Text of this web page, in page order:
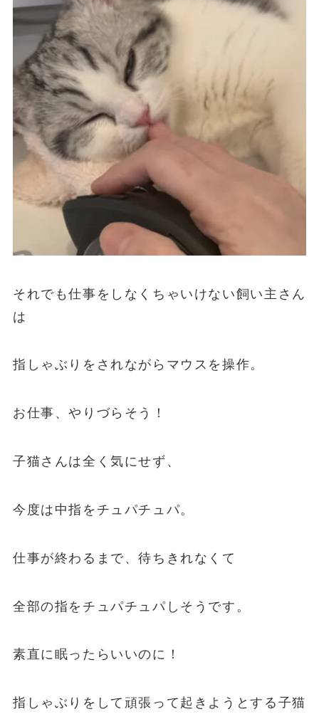
それでも仕事をしなくちゃいけない飼い主さん
は
指しゃぶりをされながらマウスを操作。
お仕事、やりづらそう！
子猫さんは全く気にせず、
今度は中指をチュパチュパ。
仕事が終わるまで、待ちきれなくて
全部の指をチュパチュパしそうです。
素直に眠ったらいいのに！
指しゃぶりをして頑張って起きようとする子猫